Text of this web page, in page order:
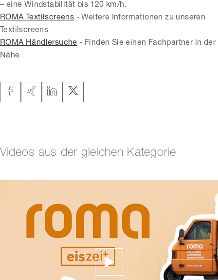
– eine Windstabilität bis 120 km/h.
ROMA Textilscreens - Weitere Informationen zu unseren
Textilscreens
ROMA Händlersuche - Finden Sie einen Fachpartner in der
Nähe
Videos aus der gleichen Kategorie